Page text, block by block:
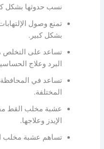
نسب حدوثها بشكل
تمنع وصول
بشكل كبير.
تساعد على التخلص
البرد وعلاج
تساعد في
المختلفة.
عشبة مخلب القط
الإيدز وعلاجها.
تساهم عشبة مخلب